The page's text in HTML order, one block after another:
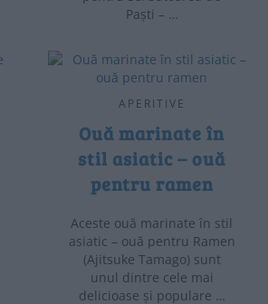
Paști – …
APERITIVE
Ouă marinate în
stil asiatic – ouă
pentru ramen
Aceste ouă marinate în stil
asiatic – ouă pentru Ramen
(Ajitsuke Tamago) sunt
unul dintre cele mai
delicioase și populare …